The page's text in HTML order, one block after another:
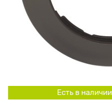
Есть в наличии